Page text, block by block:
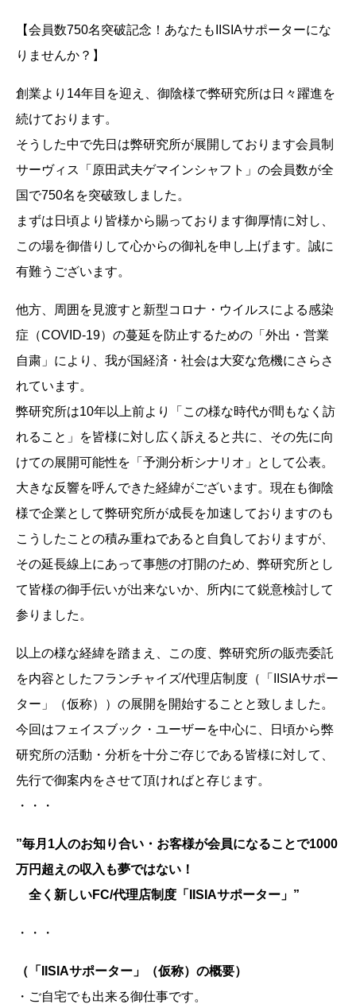
【会員数750名突破記念！あなたもIISIAサポーターにな
りませんか？】
創業より14年目を迎え、御陰様で弊研究所は日々躍進を
続けております。
そうした中で先日は弊研究所が展開しております会員制
サーヴィス「原田武夫ゲマインシャフト」の会員数が全
国で750名を突破致しました。
まずは日頃より皆様から賜っております御厚情に対し、
この場を御借りして心からの御礼を申し上げます。誠に
有難うございます。
他方、周囲を見渡すと新型コロナ・ウイルスによる感染
症（COVID-19）の蔓延を防止するための「外出・営業
自粛」により、我が国経済・社会は大変な危機にさらさ
れています。
弊研究所は10年以上前より「この様な時代が間もなく訪
れること」を皆様に対し広く訴えると共に、その先に向
けての展開可能性を「予測分析シナリオ」として公表。
大きな反響を呼んできた経緯がございます。現在も御陰
様で企業として弊研究所が成長を加速しておりますのも
こうしたことの積み重ねであると自負しておりますが、
その延長線上にあって事態の打開のため、弊研究所とし
て皆様の御手伝いが出来ないか、所内にて鋭意検討して
参りました。
以上の様な経緯を踏まえ、この度、弊研究所の販売委託
を内容としたフランチャイズ/代理店制度（「IISIAサポー
ター」（仮称））の展開を開始することと致しました。
今回はフェイスブック・ユーザーを中心に、日頃から弊
研究所の活動・分析を十分ご存じである皆様に対して、
先行で御案内をさせて頂ければと存じます。
・・・
”毎月1人のお知り合い・お客様が会員になることで1000
万円超えの収入も夢ではない！
全く新しいFC/代理店制度「IISIAサポーター」”
・・・
（「IISIAサポーター」（仮称）の概要）
・ご自宅でも出来る御仕事です。